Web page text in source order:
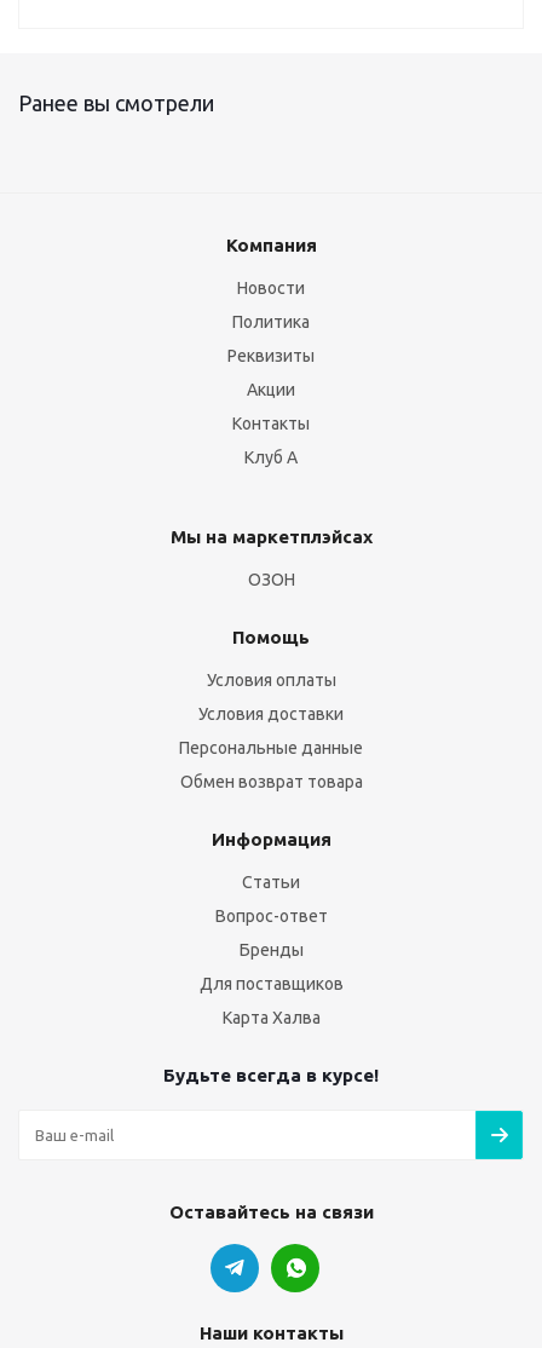
Ранее вы смотрели
Компания
Новости
Политика
Реквизиты
Акции
Контакты
Клуб А
Мы на маркетплэйсах
ОЗОН
Помощь
Условия оплаты
Условия доставки
Персональные данные
Обмен возврат товара
Информация
Статьи
Вопрос-ответ
Бренды
Для поставщиков
Карта Халва
Будьте всегда в курсе!
Оставайтесь на связи
Наши контакты